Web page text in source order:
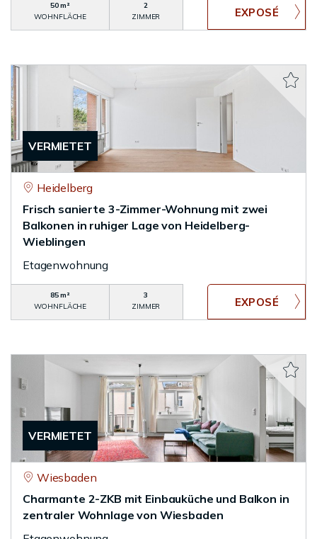
50 m²
WOHNFLÄCHE
2
ZIMMER
VERMIETET
Heidelberg
Frisch sanierte 3-Zimmer-Wohnung mit zwei
Balkonen in ruhiger Lage von Heidelberg-
Wieblingen
Etagenwohnung
85 m²
WOHNFLÄCHE
3
ZIMMER
VERMIETET
Wiesbaden
Charmante 2-ZKB mit Einbauküche und Balkon in
zentraler Wohnlage von Wiesbaden